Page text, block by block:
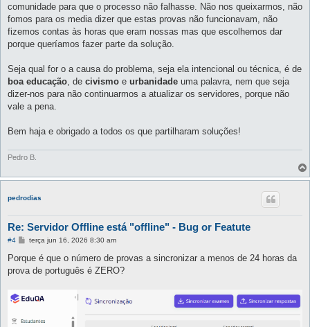
comunidade para que o processo não falhasse. Não nos queixarmos, não
fomos para os media dizer que estas provas não funcionavam, não
fizemos contas às horas que eram nossas mas que escolhemos dar
porque queríamos fazer parte da solução.
Seja qual for o a causa do problema, seja ela intencional ou técnica, é de
boa educação , de civismo e urbanidade uma palavra, nem que seja
dizer-nos para não continuarmos a atualizar os servidores, porque não
vale a pena.
Bem haja e obrigado a todos os que partilharam soluções!
Pedro B.
pedrodias
Re: Servidor Offline está "offline" - Bug or Featute
#4
M
n
s
a
m
terça jun 16, 2026 8:30 am
Porque é que o número de provas a sincronizar a menos de 24 horas da
prova de português é ZERO?